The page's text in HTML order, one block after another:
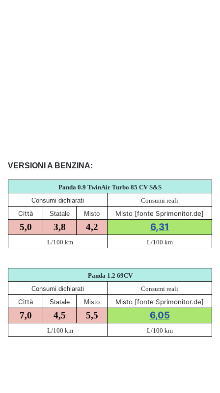
VERSIONI A BENZINA:
Panda 0.9 TwinAir Turbo 85 CV S&S
Consumi dichiarati
Consumi reali
Città Statale Misto Misto [fonte Sprimonitor.de]
5,0 3,8 4,2 6,31
L/100 km L/100 km
Panda 1.2 69CV
Consumi dichiarati
Consumi reali
Città Statale Misto Misto [fonte Sprimonitor.de]
7,0 4,5 5,5 6,05
L/100 km L/100 km